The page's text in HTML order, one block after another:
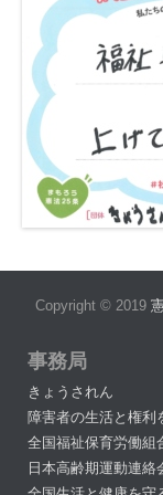
Copyright © 2019
事務局
きょうされん
障害者の生活と権利
全国福祉保育労働組
日本高齢期運動連絡